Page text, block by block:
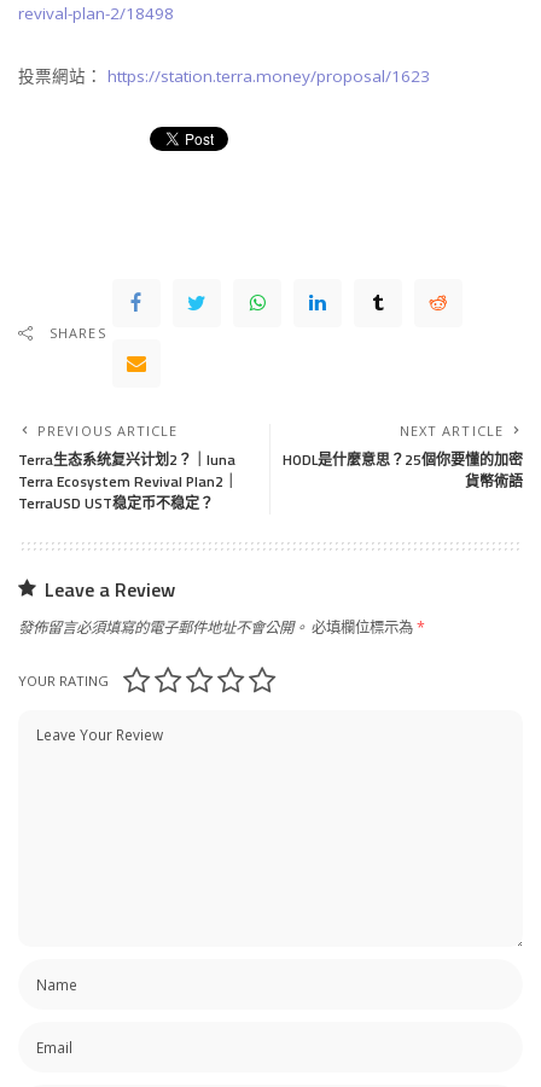
revival-plan-2/18498
投票網站： https://station.terra.money/proposal/1623
SHARES
PREVIOUS ARTICLE
Terra生态系统复兴计划2？｜luna
Terra Ecosystem Revival Plan2｜
TerraUSD UST稳定币不稳定？
NEXT ARTICLE
HODL是什麼意思？25個你要懂的加密
貨幣術語
Leave a Review
發佈留言必須填寫的電子郵件地址不會公開。 必填欄位標示為*
YOUR RATING